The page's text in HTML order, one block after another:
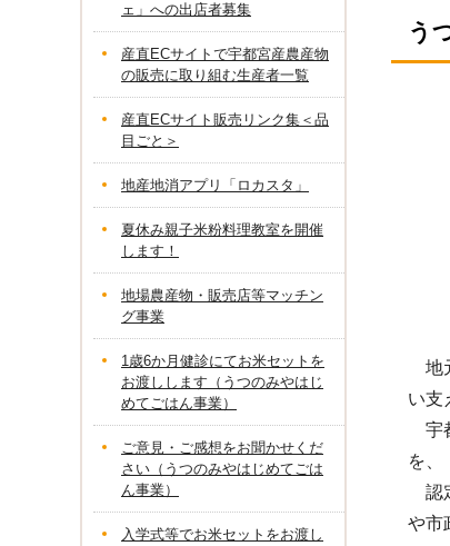
う
地
い支
宇
を、
認
や市
ェ」への出店者募集
産直ECサイトで宇都宮産農産物
の販売に取り組む生産者一覧
産直ECサイト販売リンク集＜品
目ごと＞
地産地消アプリ「ロカスタ」
夏休み親子米粉料理教室を開催
します！
地場農産物・販売店等マッチン
グ事業
1歳6か月健診にてお米セットを
お渡しします（うつのみやはじ
めてごはん事業）
ご意見・ご感想をお聞かせくだ
さい（うつのみやはじめてごは
ん事業）
入学式等でお米セットをお渡し